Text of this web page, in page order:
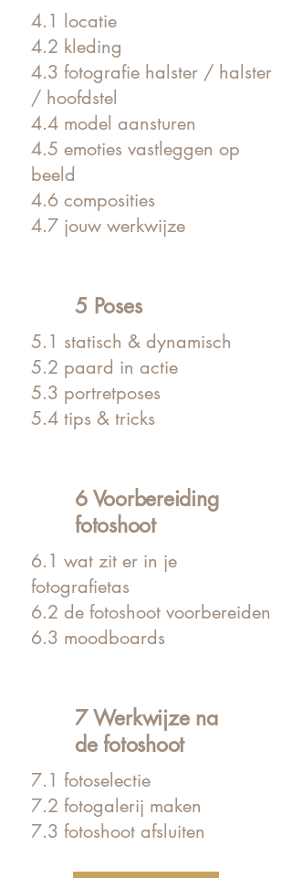
4.1 locatie
4.2 kleding
4.3 fotografie halster / halster
/ hoofdstel
4.4 model aansturen
4.5 emoties vastleggen op
beeld
4.6 composities
4.7 jouw werkwijze
5 Poses
5.1 statisch & dynamisch
5.2 paard in actie
5.3 portretposes
5.4 tips & tricks
6 Voorbereiding
fotoshoot
6.1 wat zit er in je
fotografietas
6.2 de fotoshoot voorbereiden
6.3 moodboards
7 Werkwijze na
de fotoshoot
7.1 fotoselectie
7.2 fotogalerij maken
7.3 fotoshoot afsluiten